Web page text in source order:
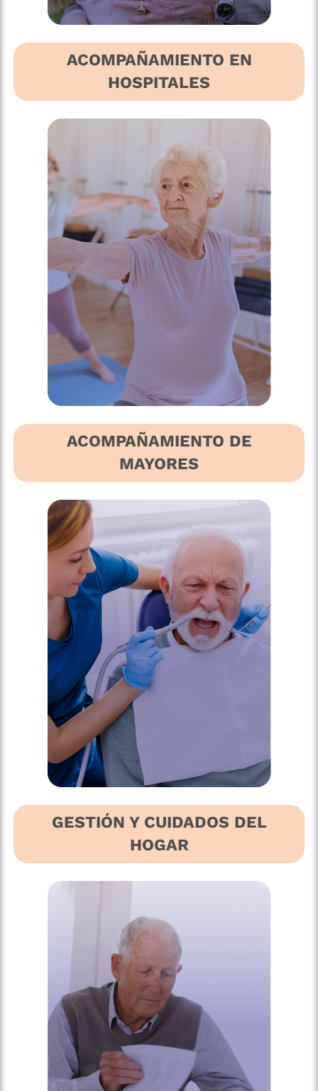
ACOMPAÑAMIENTO EN
HOSPITALES
ACOMPAÑAMIENTO DE
MAYORES
GESTIÓN Y CUIDADOS DEL
HOGAR